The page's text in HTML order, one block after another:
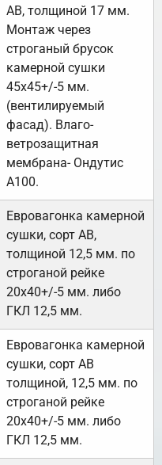
АВ, толщиной 17 мм.
Монтаж через
строганый брусок
камерной сушки
45х45+/-5 мм.
(вентилируемый
фасад). Влаго-
ветрозащитная
мембрана- Ондутис
А100.
Евровагонка камерной
сушки, сорт АВ,
толщиной 12,5 мм. по
строганой рейке
20х40+/-5 мм. либо
ГКЛ 12,5 мм.
Евровагонка камерной
сушки, сорт АВ
толщиной, 12,5 мм. по
строганой рейке
20х40+/-5 мм. либо
ГКЛ 12,5 мм.